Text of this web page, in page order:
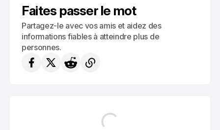
Faites passer le mot
Partagez-le avec vos amis et aidez des
informations fiables à atteindre plus de
personnes.